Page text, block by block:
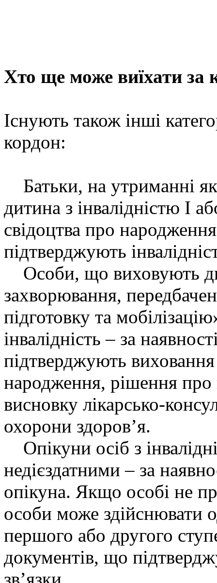
Хто ще може виїхати за
Існують також інші
кордон:
Батьки, на утриманні
дитина з інвалідністю І
свідоцтва про
підтверджують
Особи, що виховують
захворювання,
підготовку та
інвалідність – за
підтверджують
народження, рішення про
висновку лікарсько-
охорони здоров’я.
Опікуни осіб з
недієздатними – за
опікуна. Якщо особі не
особи може здійснювати
першого або другого
документів, що
звʼязки.